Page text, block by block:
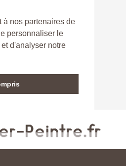
à nos partenaires de
personnaliser le
d'analyser notre